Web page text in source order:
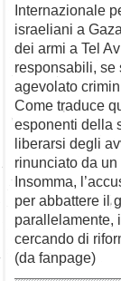
Internazionale
israeliani a
dei armi a Tel
responsabili, se
agevolato
Come traduce
esponenti della
liberarsi degli
rinunciato da un
Insomma,
per abbattere il
parallelamente,
cercando di
(da fanpage)